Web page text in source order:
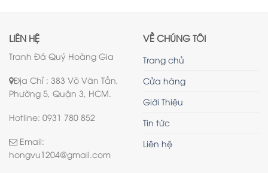
LIÊN HỆ
Tranh Đá Quý Hoàng Gia
Địa Chỉ : 383 Võ Văn Tần,
Phường 5, Quận 3, HCM.
Hotline: 0931 780 852
Email:
hongvu1204@gmail.com
VỀ CHÚNG TÔI
Trang chủ
Cửa hàng
Giới Thiệu
Tin tức
Liên hệ